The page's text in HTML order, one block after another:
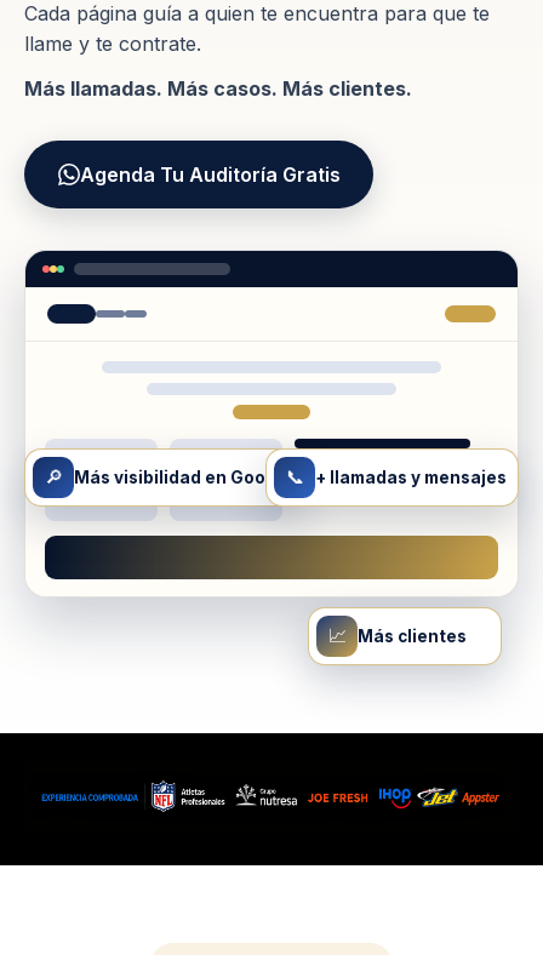
Cada página guía a quien te encuentra para que te
llame y te contrate.
Más llamadas. Más casos. Más clientes.
Agenda Tu Auditoría Gratis
🔎 Más visibilidad en Google📞 + llamadas y mensajes
📈 Más clientes